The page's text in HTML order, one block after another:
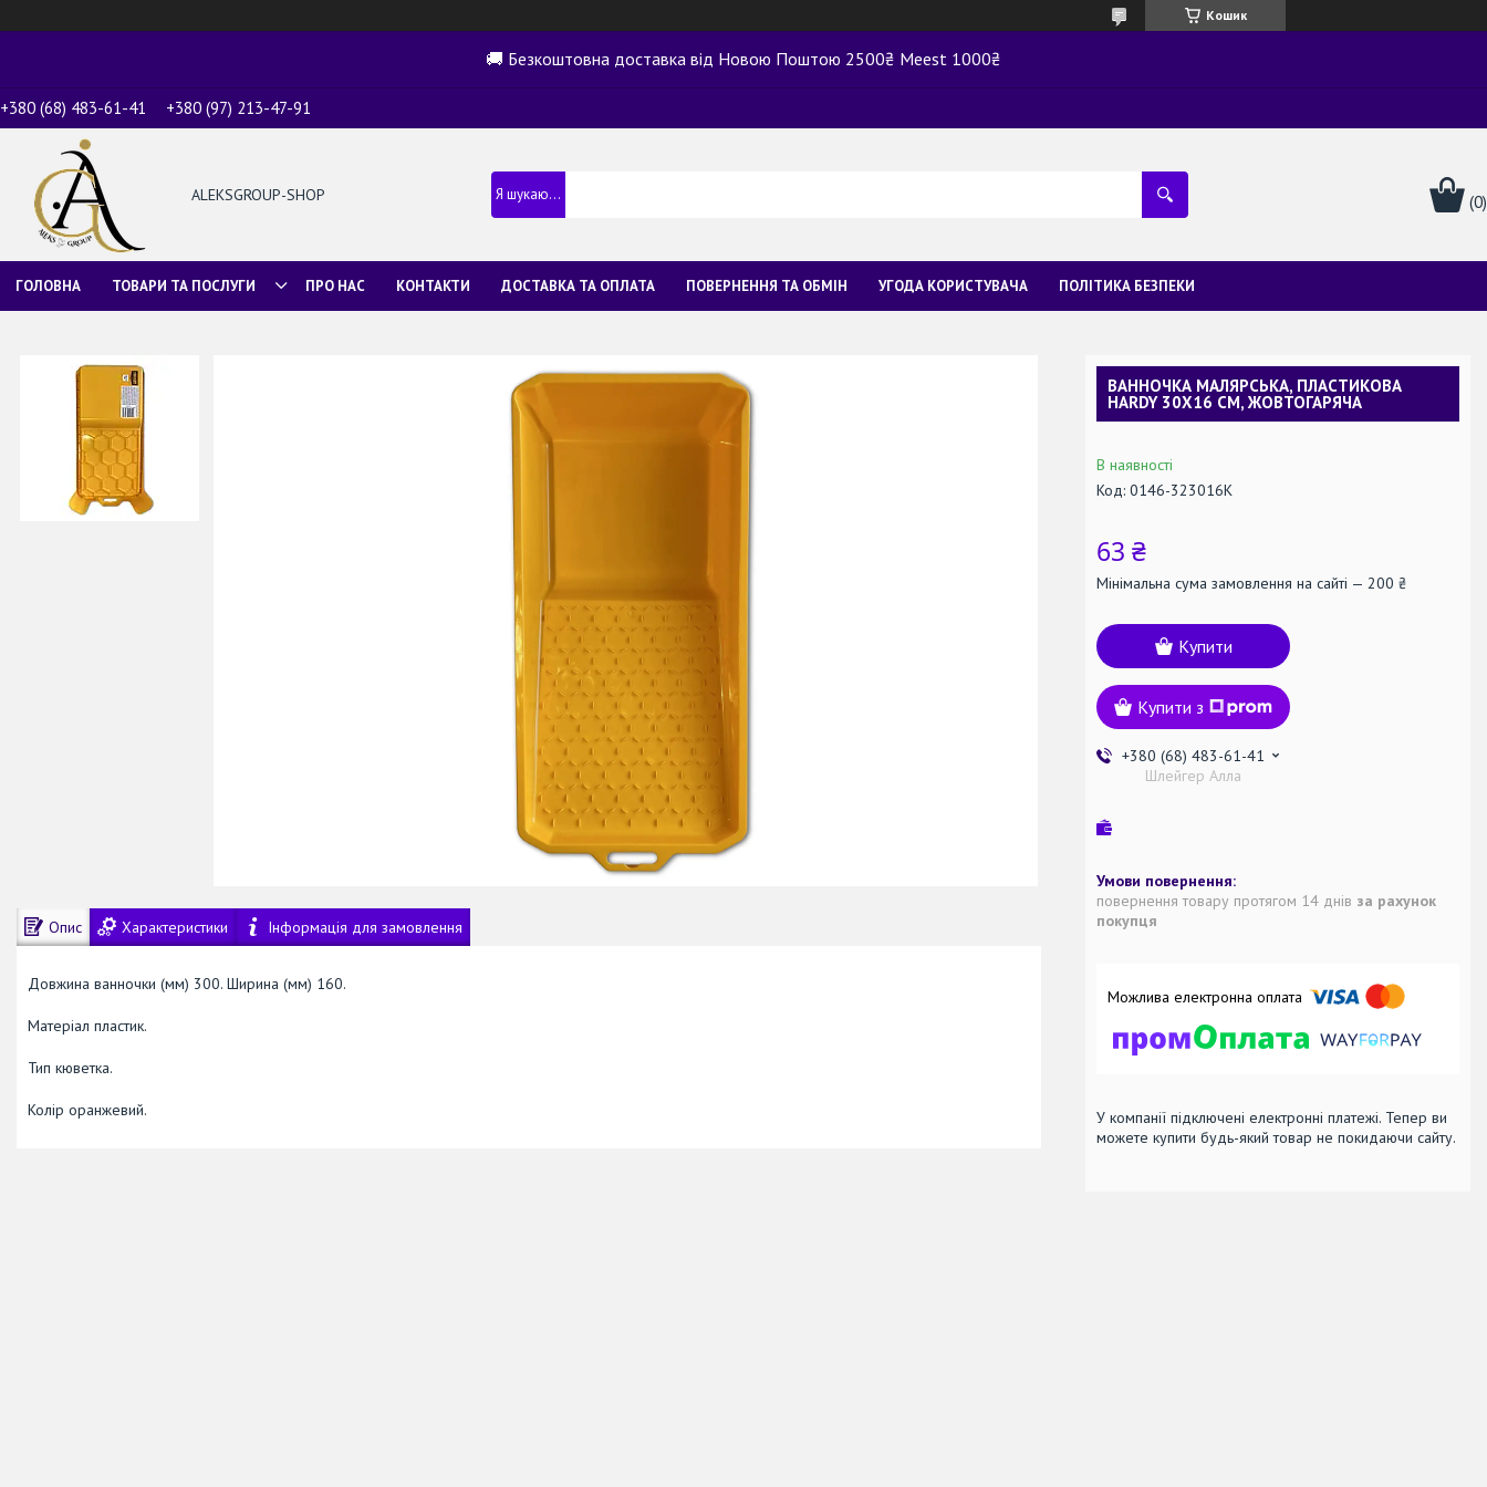
Кошик
🚚 Безкоштовна доставка від Новою Поштою 2500₴ Meest 1000₴
+380 (68) 483-61-41 +380 (97) 213-47-91
ALEKSGROUP-SHOP
ГОЛОВНА ТОВАРИ ТА ПОСЛУГИ ПРО НАС КОНТАКТИ ДОСТАВКА ТА ОПЛАТА ПОВЕРНЕННЯ ТА ОБМІН УГОДА КОРИСТУВАЧА ПОЛІТИКА БЕЗПЕКИ
Опис Характеристики Інформація для замовлення
Довжина ванночки (мм) 300. Ширина (мм) 160.
Матеріал пластик.
Тип кюветка.
Колір оранжевий.
ВАННОЧКА МАЛЯРСЬКА, ПЛАСТИКОВА
HARDY 30Х16 СМ, ЖОВТОГАРЯЧА
В наявності
Код: 0146-323016K
63 ₴
Мінімальна сума замовлення на сайті — 200 ₴
Купити
Купити з
+380 (68) 483-61-41
Шлейгер Алла
повернення товару протягом 14 днів за рахунок
покупця
У компанії підключені електронні платежі. Тепер ви
можете купити будь-який товар не покидаючи сайту.